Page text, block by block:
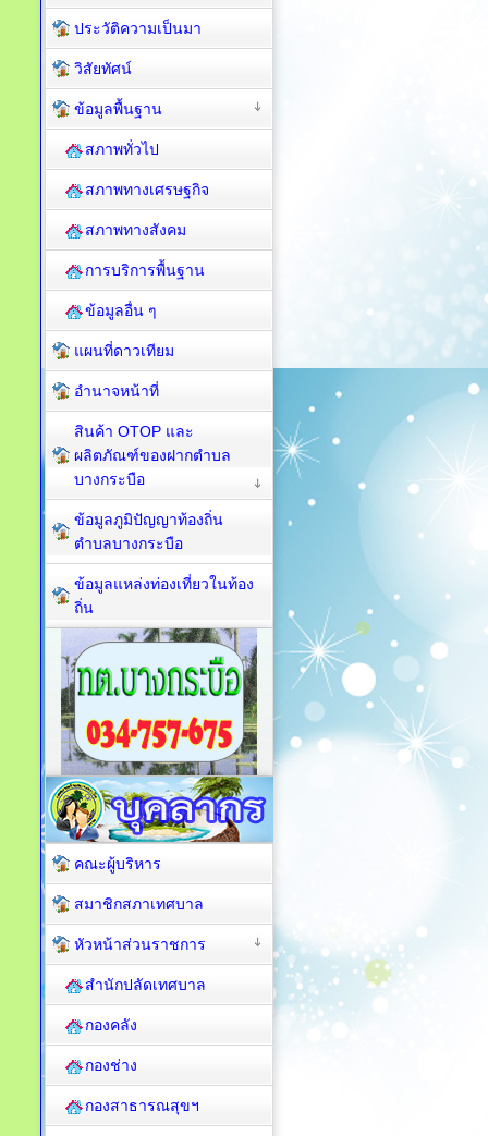
ประวัติความเป็นมา
วิสัยทัศน์
ข้อมูลพื้นฐาน
สภาพทั่วไป
สภาพทางเศรษฐกิจ
สภาพทางสังคม
การบริการพื้นฐาน
ข้อมูลอื่น ๆ
แผนที่ดาวเทียม
อำนาจหน้าที่
สินค้า OTOP และ
ผลิตภัณฑ์ของฝากตำบล
บางกระบือ
ข้อมูลภูมิปัญญาท้องถิ่น
ตำบลบางกระบือ
ข้อมูลแหล่งท่องเที่ยวในท้อง
ถิ่น
คณะผู้บริหาร
สมาชิกสภาเทศบาล
หัวหน้าส่วนราชการ
สำนักปลัดเทศบาล
กองคลัง
กองช่าง
กองสาธารณสุขฯ